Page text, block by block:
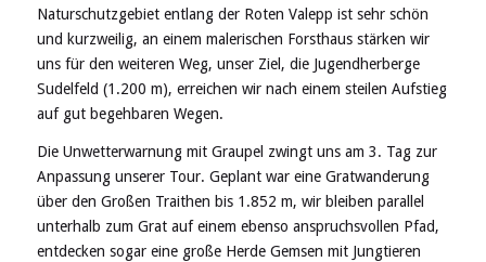
Naturschutzgebiet entlang der Roten Valepp ist sehr schön
und kurzweilig, an einem malerischen Forsthaus stärken wir
uns für den weiteren Weg, unser Ziel, die Jugendherberge
Sudelfeld (1.200 m), erreichen wir nach einem steilen Aufstieg
auf gut begehbaren Wegen.
Die Unwetterwarnung mit Graupel zwingt uns am 3. Tag zur
Anpassung unserer Tour. Geplant war eine Gratwanderung
über den Großen Traithen bis 1.852 m, wir bleiben parallel
unterhalb zum Grat auf einem ebenso anspruchsvollen Pfad,
entdecken sogar eine große Herde Gemsen mit Jungtieren